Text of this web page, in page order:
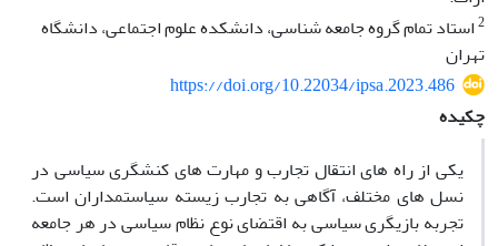
2استاد تمام گروه جامعه شناسی، دانشکده علوم اجتماعی، دانشگاه
تهران
https://doi.org/10.22034/ipsa.2023.486
چکیده
یکی از راه های انتقال تجارب و مهارت های کنشگری سیاسی در
نسل های مختلف، آگاهی به تجارب زیسته سیاستمداران است.
تجربه بازیگری سیاسی به اقتضای نوع نظام سیاسی در هر جامعه